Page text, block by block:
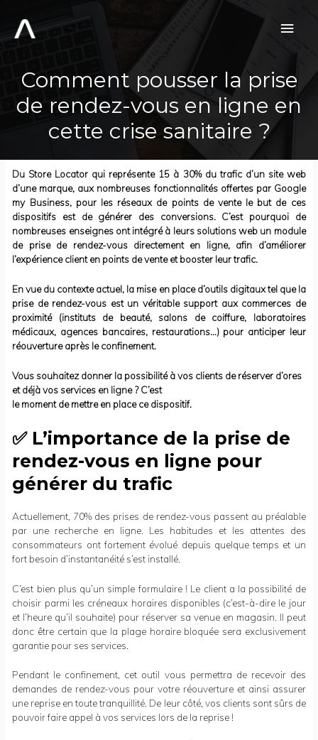
contenu
Comment pousser la prise
de rendez-vous en ligne en
cette crise sanitaire ?
Du Store Locator qui représente 15 à 30% du trafic d’un site web
d’une marque, aux nombreuses fonctionnalités offertes par Google
my Business, pour les réseaux de points de vente le but de ces
dispositifs est de générer des conversions. C’est pourquoi de
nombreuses enseignes ont intégré à leurs solutions web un module
de prise de rendez-vous directement en ligne, afin d’améliorer
l’expérience client en points de vente et booster leur trafic.
En vue du contexte actuel, la mise en place d’outils digitaux tel que la
prise de rendez-vous est un véritable support aux commerces de
proximité (instituts de beauté, salons de coiffure, laboratoires
médicaux, agences bancaires, restaurations…) pour anticiper leur
réouverture après le confinement.
Vous souhaitez donner la possibilité à vos clients de réserver d’ores
et déjà vos services en ligne ? C’est
le moment de mettre en place ce dispositif.
✅ L’importance de la prise de
rendez-vous en ligne pour
générer du trafic
Actuellement, 70% des prises de rendez-vous passent au préalable
par une recherche en ligne. Les habitudes et les attentes des
consommateurs ont fortement évolué depuis quelque temps et un
fort besoin d’instantanéité s’est installé.
C’est bien plus qu’un simple formulaire ! Le client a la possibilité de
choisir parmi les créneaux horaires disponibles (c’est-à-dire le jour
et l’heure qu’il souhaite) pour réserver sa venue en magasin. Il peut
donc être certain que la plage horaire bloquée sera exclusivement
garantie pour ses services.
Pendant le confinement, cet outil vous permettra de recevoir des
demandes de rendez-vous pour votre réouverture et ainsi assurer
une reprise en toute tranquillité. De leur côté, vos clients sont sûrs de
pouvoir faire appel à vos services lors de la reprise !